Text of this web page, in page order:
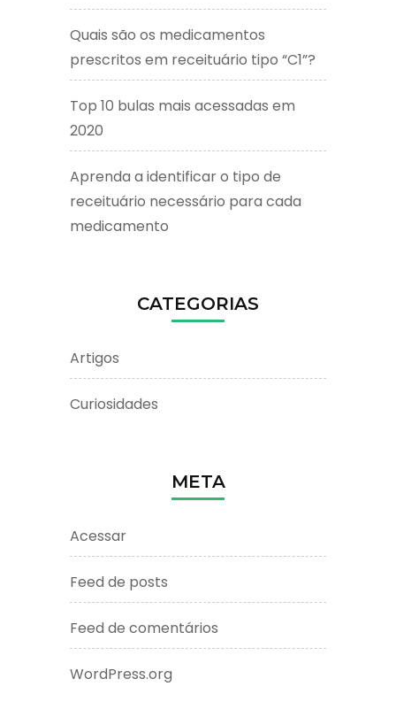
Quais são os medicamentos
prescritos em receituário tipo “C1”?
Top 10 bulas mais acessadas em
2020
Aprenda a identificar o tipo de
receituário necessário para cada
medicamento
CATEGORIAS
Artigos
Curiosidades
META
Acessar
Feed de posts
Feed de comentários
WordPress.org